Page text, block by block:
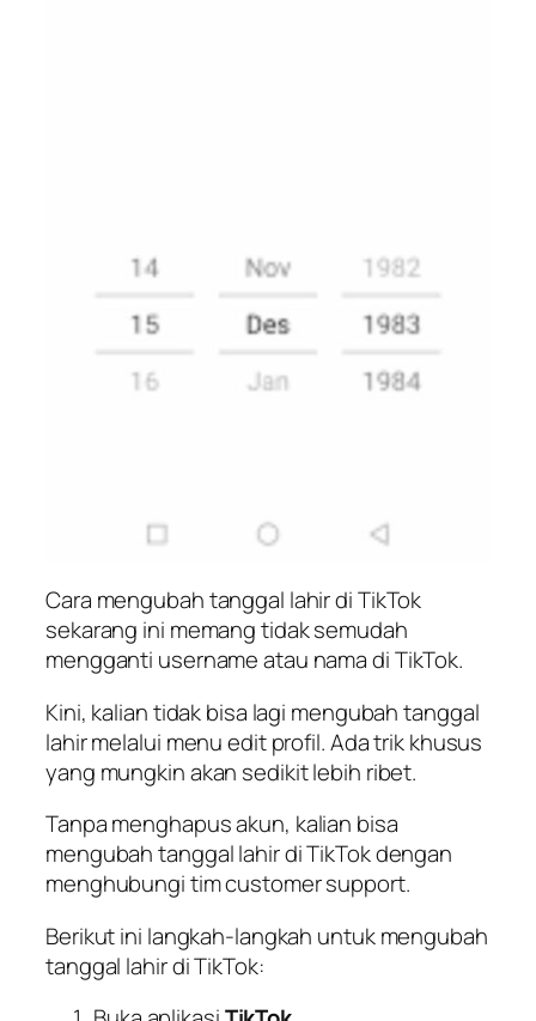
Cara mengubah tanggal lahir di TikTok
sekarang ini memang tidak semudah
mengganti username atau nama di TikTok.
Kini, kalian tidak bisa lagi mengubah tanggal
lahir melalui menu edit profil. Ada trik khusus
yang mungkin akan sedikit lebih ribet.
Tanpa menghapus akun, kalian bisa
mengubah tanggal lahir di TikTok dengan
menghubungi tim customer support.
Berikut ini langkah-langkah untuk mengubah
tanggal lahir di TikTok: